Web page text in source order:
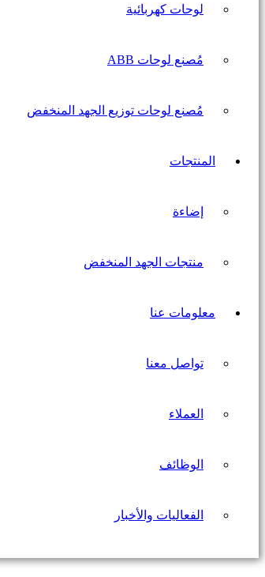
لوحات كهربائية
مُصنع لوحات ABB
مُصنع لوحات توزيع الجهد المنخفض
المنتجات
إضاءة
منتجات الجهد المنخفض
معلومات عنا
تواصل معنا
العملاء
الوظائف
الفعاليات والأخبار